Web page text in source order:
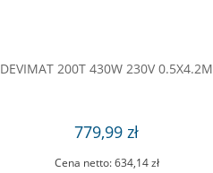
DEVIMAT 200T 430W 230V 0.5X4.2M
779,99 zł
Cena netto:634,14 zł